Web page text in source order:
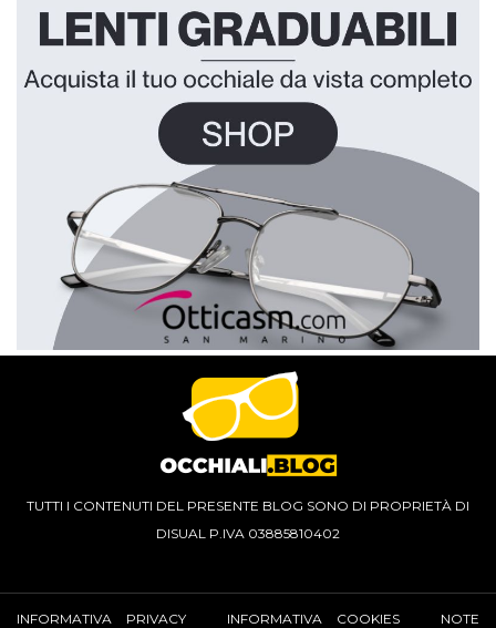
TUTTI I CONTENUTI DEL PRESENTE BLOG SONO DI PROPRIETÀ DI
DISUAL P.IVA 03885810402
INFORMATIVA PRIVACY INFORMATIVA COOKIES NOTE